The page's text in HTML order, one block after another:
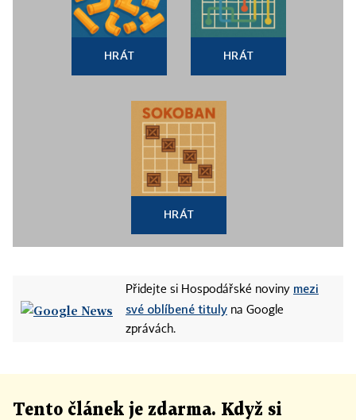
HRÁT HRÁT
HRÁT
Přidejte si Hospodářské noviny mezi
své oblíbené tituly na Google
zprávách.
Tento článek je zdarma. Když si